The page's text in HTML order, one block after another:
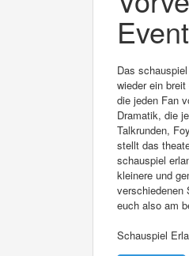
Das
wieder ein
die jeden Fan
Dramatik, die
Talkrunden,
stellt das
schauspiel
kleinere und
verschiedenen
euch also am
Schauspiel